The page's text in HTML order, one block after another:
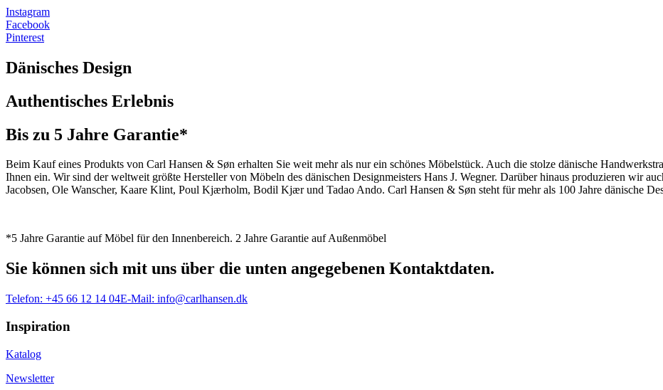
Instagram
Facebook
Pinterest
Dänisches Design
Authentisches Erlebnis
Bis zu 5 Jahre Garantie*
Beim Kauf eines Produkts von Carl Hansen & Søn erhalten Sie weit mehr als nur ein schönes Möbelstück. Auch die stolze dänische
Ihnen ein. Wir sind der weltweit größte Hersteller von Möbeln des dänischen Designmeisters Hans J. Wegner. Darüber hinaus produzieren wir
Jacobsen, Ole Wanscher, Kaare Klint, Poul Kjærholm, Bodil Kjær und Tadao Ando. Carl Hansen & Søn steht für mehr als 100 Jahre dänische
*5 Jahre Garantie auf Möbel für den Innenbereich. 2 Jahre Garantie auf Außenmöbel
Sie können sich mit uns über die unten angegebenen Kontaktdaten.
Telefon: +45 66 12 14 04E-Mail: info@carlhansen.dk
Inspiration
Katalog
Newsletter